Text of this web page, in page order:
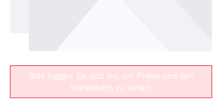
Bitte loggen Sie sich ein, um Preise und den
Warenkorb zu sehen.